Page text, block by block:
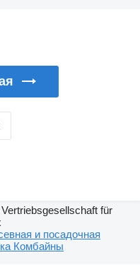
für
и посадочная
Комбайны